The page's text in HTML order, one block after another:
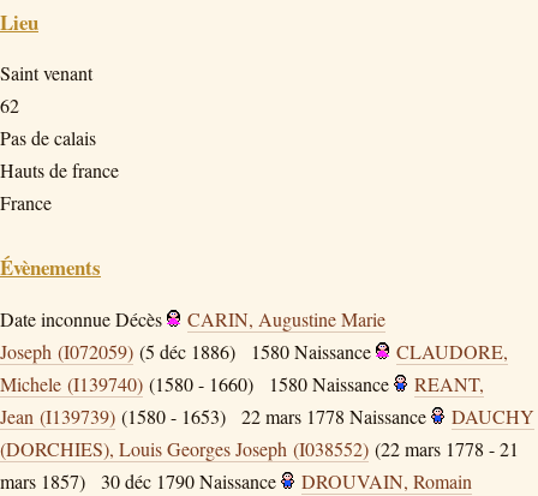
Lieu
Saint venant
62
Pas de calais
Hauts de france
France
Évènements
Date inconnueDécès
CARIN, Augustine Marie
Joseph (I072059) (5 déc 1886) 1580Naissance
CLAUDORE,
Michele (I139740) (1580 - 1660) 1580Naissance
REANT,
Jean (I139739) (1580 - 1653) 22 mars 1778 Naissance
DAUCHY
(DORCHIES), Louis Georges Joseph (I038552) (22 mars 1778 - 21
mars 1857)
30 déc 1790Naissance
DROUVAIN, Romain